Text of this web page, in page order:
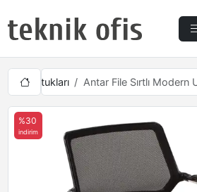
Koltukları Antar File Sırtlı Modern
%30
indirim